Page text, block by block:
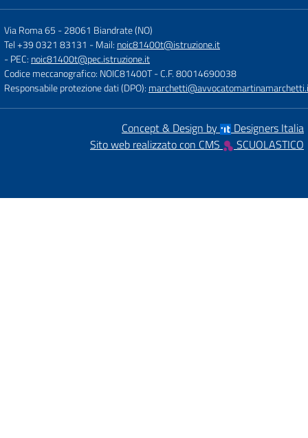
Via Roma 65 -28061 Biandrate (NO)
Tel +39 0321 83131 - Mail: noic81400t@istruzione.it
- PEC: noic81400t@pec.istruzione.it
Codice meccanografico: NOIC81400T- C.F. 80014690038
Responsabile protezione dati (DPO):
Concept & Design by
Designers Italia
Sito web realizzato con CMS
SCUOLASTICO